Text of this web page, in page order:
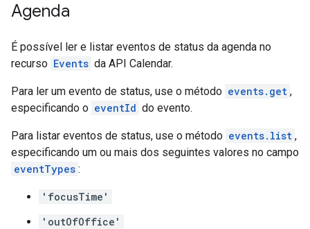
Agenda
É possível ler e listar eventos de status da agenda no
recurso Events da API Calendar.
Para ler um evento de status, use o método events.get ,
especificando o eventId do evento.
Para listar eventos de status, use o método events.list ,
especificando um ou mais dos seguintes valores no campo
eventTypes :
'focusTime'
'outOfOffice'